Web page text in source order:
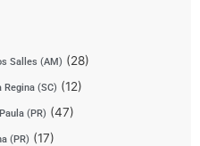
Salles (AM) (28)
(SC) (12)
(PR) (47)
(PR) (17)